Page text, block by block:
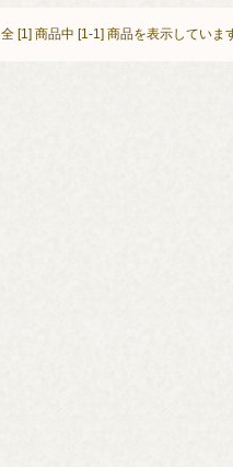
全 [1] 商品中 [1-1] 商品を表示していま